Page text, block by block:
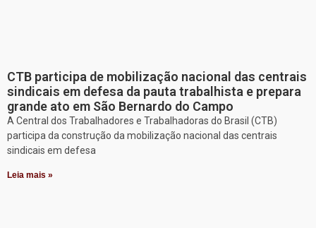
CTB participa de mobilização nacional das centrais
sindicais em defesa da pauta trabalhista e prepara
grande ato em São Bernardo do Campo
A Central dos Trabalhadores e Trabalhadoras do Brasil (CTB)
participa da construção da mobilização nacional das centrais
sindicais em defesa
Leia mais »